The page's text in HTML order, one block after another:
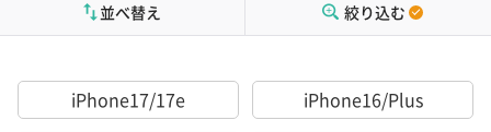
絞り込む
並べ替え
iPhone17/17e
iPhone16/Plus